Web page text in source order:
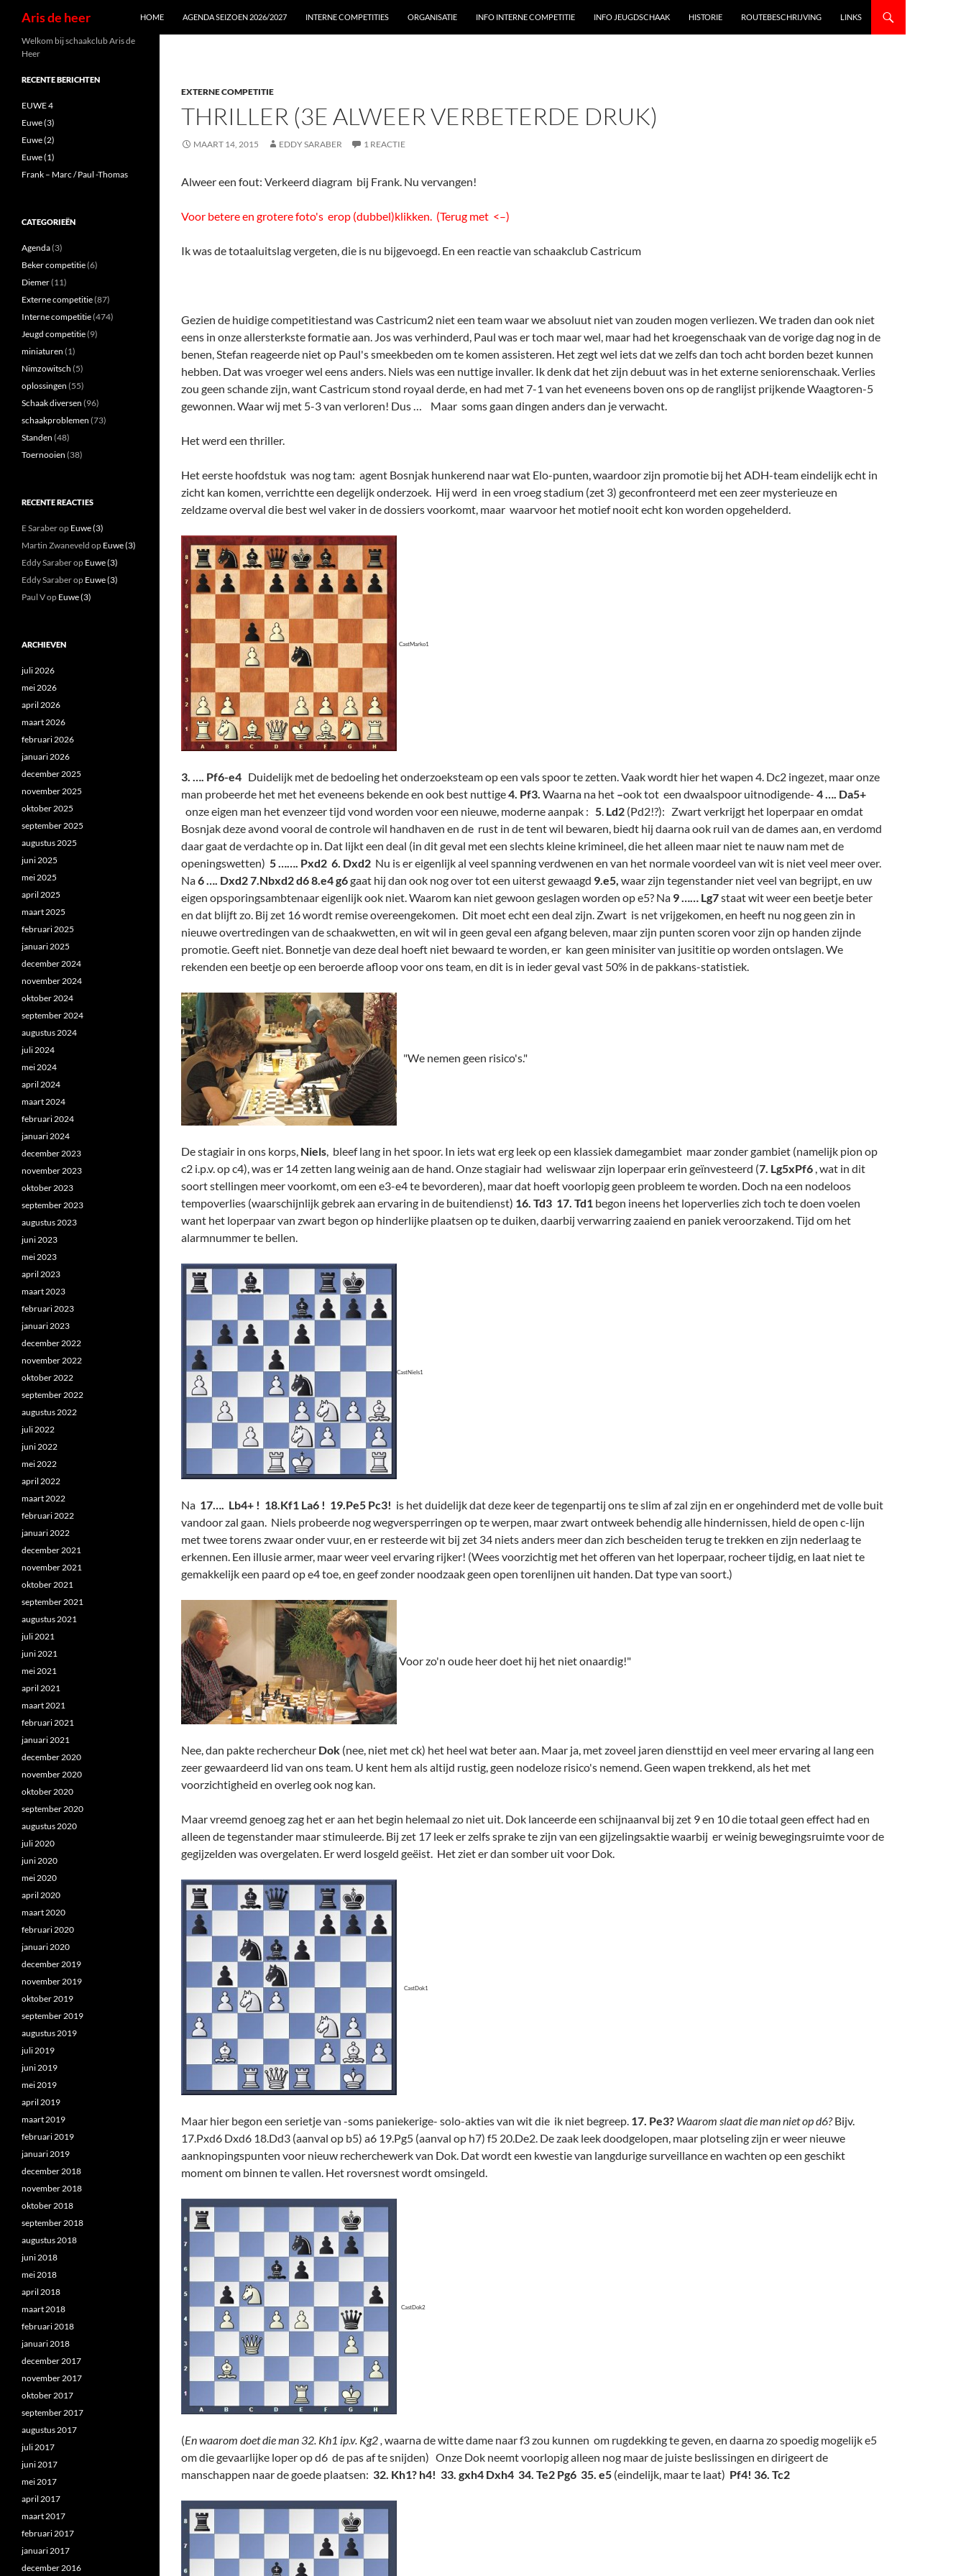
Aris de heer HOME AGENDA SEIZOEN 2026/2027 INTERNE COMPETITIES ORGANISATIE INFO INTERNE COMPETITIE INFO JEUGDSCHAAK HISTORIE ROUTEBESCHRIJVING LINKS
EXTERNE COMPETITIE
THRILLER (3E ALWEER VERBETERDE DRUK)
MAART 14, 2015 EDDY SARABER 1 REACTIE
Alweer een fout: Verkeerd diagram bij Frank. Nu vervangen!
Voor betere en grotere foto's erop (dubbel)klikken. (Terug met <–)
Ik was de totaaluitslag vergeten, die is nu bijgevoegd. En een reactie van schaakclub Castricum
Gezien de huidige competitiestand was Castricum2 niet een team waar we absoluut niet van zouden mogen verliezen. We traden dan ook niet
eens in onze allersterkste formatie aan. Jos was verhinderd, Paul was er toch maar wel, maar had het kroegenschaak van de vorige dag nog in de
benen, Stefan reageerde niet op Paul's smeekbeden om te komen assisteren. Het zegt wel iets dat we zelfs dan toch acht borden bezet kunnen
hebben. Dat was vroeger wel eens anders. Niels was een nuttige invaller. Ik denk dat het zijn debuut was in het externe seniorenschaak. Verlies
zou geen schande zijn, want Castricum stond royaal derde, en had met 7-1 van het eveneens boven ons op de ranglijst prijkende Waagtoren-5
gewonnen. Waar wij met 5-3 van verloren! Dus … Maar soms gaan dingen anders dan je verwacht.
Het werd een thriller.
Het eerste hoofdstuk was nog tam: agent Bosnjak hunkerend naar wat Elo-punten, waardoor zijn promotie bij het ADH-team eindelijk echt in
zicht kan komen, verrichtte een degelijk onderzoek. Hij werd in een vroeg stadium (zet 3) geconfronteerd met een zeer mysterieuze en
zeldzame overval die best wel vaker in de dossiers voorkomt, maar waarvoor het motief nooit echt kon worden opgehelderd.
CastMarko1
3. …. Pf6-e4 Duidelijk met de bedoeling het onderzoeksteam op een vals spoor te zetten. Vaak wordt hier het wapen 4. Dc2 ingezet, maar onze
man probeerde het met het eveneens bekende en ook best nuttige4. Pf3. Waarna na het –ook tot een dwaalspoor uitnodigende- 4 …. Da5+
onze eigen man het evenzeer tijd vond worden voor een nieuwe, moderne aanpak : 5. Ld2 (Pd2!?): Zwart verkrijgt het loperpaar en omdat
Bosnjak deze avond vooral de controle wil handhaven en de rust in de tent wil bewaren, biedt hij daarna ook ruil van de dames aan, en verdomd
daar gaat de verdachte op in. Dat lijkt een deal (in dit geval met een slechts kleine krimineel, die het alleen maar niet te nauw nam met de
openingswetten) 5 ……. Pxd2 6. Dxd2 Nu is er eigenlijk al veel spanning verdwenen en van het normale voordeel van wit is niet veel meer over.
Na6 …. Dxd2 7.Nbxd2 d6 8.e4 g6gaat hij dan ook nog over tot een uiterst gewaagd 9.e5, waar zijn tegenstander niet veel van begrijpt, en uw
eigen opsporingsambtenaar eigenlijk ook niet. Waarom kan niet gewoon geslagen worden op e5? Na 9 …… Lg7staat wit weer een beetje beter
en dat blijft zo. Bij zet 16 wordt remise overeengekomen. Dit moet echt een deal zijn. Zwart is net vrijgekomen, en heeft nu nog geen zin in
nieuwe overtredingen van de schaakwetten, en wit wil in geen geval een afgang beleven, maar zijn punten scoren voor zijn op handen zijnde
promotie. Geeft niet. Bonnetje van deze deal hoeft niet bewaard te worden, er kan geen minisiter van jusititie op worden ontslagen. We
rekenden een beetje op een beroerde afloop voor ons team, en dit is in ieder geval vast 50% in de pakkans-statistiek.
"We nemen geen risico's."
De stagiair in ons korps, Niels, bleef lang in het spoor. In iets wat erg leek op een klassiek damegambiet maar zonder gambiet (namelijk pion op
c2 i.p.v. op c4), was er 14 zetten lang weinig aan de hand. Onze stagiair had weliswaar zijn loperpaar erin geïnvesteerd (7. Lg5xPf6 , wat in dit
soort stellingen meer voorkomt, om een e3-e4 te bevorderen), maar dat hoeft voorlopig geen probleem te worden. Doch na een nodeloos
tempoverlies (waarschijnlijk gebrek aan ervaring in de buitendienst) 16. Td3 17. Td1 begon ineens het loperverlies zich toch te doen voelen
want het loperpaar van zwart begon op hinderlijke plaatsen op te duiken, daarbij verwarring zaaiend en paniek veroorzakend. Tijd om het
alarmnummer te bellen.
CastNiels1
Na 17…. Lb4+ ! 18.Kf1 La6 ! 19.Pe5 Pc3! is het duidelijk dat deze keer de tegenpartij ons te slim af zal zijn en er ongehinderd met de volle buit
vandoor zal gaan. Niels probeerde nog wegversperringen op te werpen, maar zwart ontweek behendig alle hindernissen, hield de open c-lijn
met twee torens zwaar onder vuur, en er resteerde wit bij zet 34 niets anders meer dan zich bescheiden terug te trekken en zijn nederlaag te
erkennen. Een illusie armer, maar weer veel ervaring rijker! (Wees voorzichtig met het offeren van het loperpaar, rocheer tijdig, en laat niet te
gemakkelijk een paard op e4 toe, en geef zonder noodzaak geen open torenlijnen uit handen. Dat type van soort.)
Voor zo'n oude heer doet hij het niet onaardig!"
Nee, dan pakte rechercheur Dok (nee, niet met ck) het heel wat beter aan. Maar ja, met zoveel jaren diensttijd en veel meer ervaring al lang een
zeer gewaardeerd lid van ons team. U kent hem als altijd rustig, geen nodeloze risico's nemend. Geen wapen trekkend, als het met
voorzichtigheid en overleg ook nog kan.
Maar vreemd genoeg zag het er aan het begin helemaal zo niet uit. Dok lanceerde een schijnaanval bij zet 9 en 10 die totaal geen effect had en
alleen de tegenstander maar stimuleerde. Bij zet 17 leek er zelfs sprake te zijn van een gijzelingsaktie waarbij er weinig bewegingsruimte voor de
gegijzelden was overgelaten. Er werd losgeld geëist. Het ziet er dan somber uit voor Dok.
CastDok1
Maar hier begon een serietje van -soms paniekerige- solo-akties van wit die ik niet begreep. 17. Pe3? Waarom slaat die man niet op d6?Bijv.
17.Pxd6 Dxd6 18.Dd3 (aanval op b5) a6 19.Pg5 (aanval op h7) f5 20.De2. De zaak leek doodgelopen, maar plotseling zijn er weer nieuwe
aanknopingspunten voor nieuw recherchewerk van Dok. Dat wordt een kwestie van langdurige surveillance en wachten op een geschikt
moment om binnen te vallen. Het roversnest wordt omsingeld.
CastDok2
(En waarom doet die man 32. Kh1 ip.v. Kg2 , waarna de witte dame naar f3 zou kunnen om rugdekking te geven, en daarna zo spoedig mogelijk e5
om die gevaarlijke loper op d6 de pas af te snijden) Onze Dok neemt voorlopig alleen nog maar de juiste beslissingen en dirigeert de
manschappen naar de goede plaatsen: 32. Kh1? h4! 33. gxh4 Dxh4 34. Te2 Pg6 35. e5 (eindelijk, maar te laat) Pf4! 36. Tc2
Welkom bij schaakclub Aris de
Heer
RECENTE BERICHTEN
EUWE 4
Euwe (3)
Euwe (2)
Euwe (1)
Frank – Marc / Paul -Thomas
CATEGORIEËN
Agenda(3)
Beker competitie(6)
Diemer(11)
Externe competitie(87)
Interne competitie(474)
Jeugd competitie(9)
miniaturen (1)
Nimzowitsch (5)
oplossingen (55)
Schaak diversen (96)
schaakproblemen (73)
Standen (48)
Toernooien (38)
RECENTE REACTIES
E Saraberop Euwe (3)
Martin Zwaneveld op Euwe (3)
Eddy Saraberop Euwe (3)
Eddy Saraberop Euwe (3)
Paul Vop Euwe (3)
ARCHIEVEN
juli 2026
mei 2026
april 2026
maart 2026
februari 2026
januari 2026
december 2025
november 2025
oktober 2025
september 2025
augustus 2025
juni 2025
mei 2025
april 2025
maart 2025
februari 2025
januari 2025
december 2024
november 2024
oktober 2024
september 2024
augustus 2024
juli 2024
mei 2024
april 2024
maart 2024
februari 2024
januari 2024
december 2023
november 2023
oktober 2023
september 2023
augustus 2023
juni 2023
mei 2023
april 2023
maart 2023
februari 2023
januari 2023
december 2022
november 2022
oktober 2022
september 2022
augustus 2022
juli 2022
juni 2022
mei 2022
april 2022
maart 2022
februari 2022
januari 2022
december 2021
november 2021
oktober 2021
september 2021
augustus 2021
juli 2021
juni 2021
mei 2021
april 2021
maart 2021
februari 2021
januari 2021
december 2020
november 2020
oktober 2020
september 2020
augustus 2020
juli 2020
juni 2020
mei 2020
april 2020
maart 2020
februari 2020
januari 2020
december 2019
november 2019
oktober 2019
september 2019
augustus 2019
juli 2019
juni 2019
mei 2019
april 2019
maart 2019
februari 2019
januari 2019
december 2018
november 2018
oktober 2018
september 2018
augustus 2018
juni 2018
mei 2018
april 2018
maart 2018
februari 2018
januari 2018
december 2017
november 2017
oktober 2017
september 2017
augustus 2017
juli 2017
juni 2017
mei 2017
april 2017
maart 2017
februari 2017
januari 2017
december 2016